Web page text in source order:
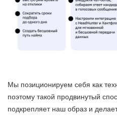
Мы позиционируем себя как
поэтому такой продвинутый
подкрепляет наш образ и